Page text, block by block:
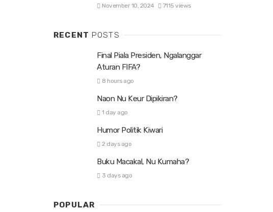
November 10, 2024 7115 views
RECENT POSTS
Final Piala Presiden, Ngalanggar
Aturan FIFA?
8 hours ago
Naon Nu Keur Dipikiran?
1 day ago
Humor Politik Kiwari
2 days ago
Buku Macakal, Nu Kumaha?
3 days ago
POPULAR